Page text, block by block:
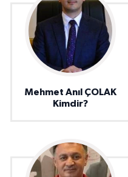
Mehmet Anıl ÇOLAK
Kimdir?